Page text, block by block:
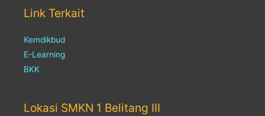
Link Terkait
Kemdikbud
E-Learning
BKK
Lokasi SMKN 1 Belitang III